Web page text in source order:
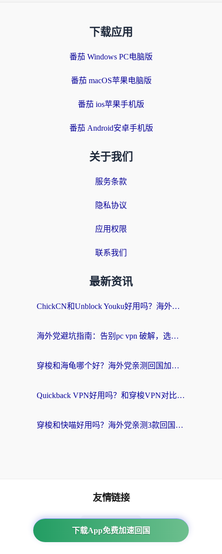
下载应用
番茄 Windows PC电脑版
番茄 macOS苹果电脑版
番茄 ios苹果手机版
番茄 Android安卓手机版
关于我们
服务条款
隐私协议
应用权限
联系我们
最新资讯
ChickCN和Unblock Youku好用吗？海外党亲测3款回国加速器，附iOS免费选择指南
海外党避坑指南：告别pc vpn 破解，选对回国加速器轻松访问国内资源
穿梭和海龟哪个好？海外党亲测回国加速器，附电脑免费VPN推荐
Quickback VPN好用吗？和穿梭VPN对比哪个回国效果更好？海外党必看的真实测评与选择指南
穿梭和快喵好用吗？海外党亲测3款回国加速器，附日本回国VPN避坑指南
下载App免费加速回国
友情链接
番茄加速器